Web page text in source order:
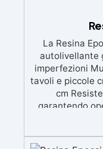
La Resina
autolivellante
imperfezioni
tavoli e piccole
cm
garantendo
ingiallimenti
formula anti-